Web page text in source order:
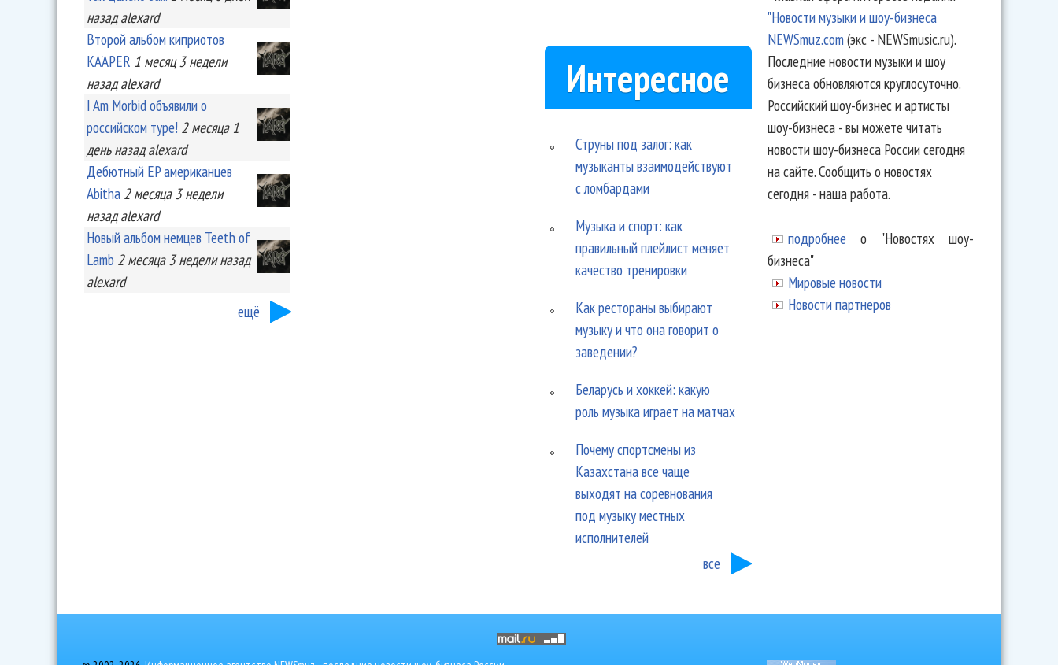
назад alexard
Второй альбом киприотов
KA'APER 1 месяц 3 недели
назад alexard
I Am Morbid объявили о
российском туре! 2 месяца 1
деньназад alexard
Дебютный EP американцев
Abitha 2 месяца 3 недели
назад alexard
Новый альбом немцев Teeth of
Lamb 2 месяца 3 неделиназад
alexard
ещё
Интересное
Струны под залог: как
музыканты взаимодействуют
с ломбардами
Музыка и спорт: как
правильный плейлист меняет
качество тренировки
Как рестораны выбирают
музыку и что она говорит о
заведении?
Беларусь и хоккей: какую
роль музыка играет на матчах
Почему спортсмены из
Казахстана все чаще
выходят на соревнования
под музыку местных
исполнителей
все
"Новости музыки и шоу-бизнеса
NEWSmuz.com(экс - NEWSmusic.ru).
Последние новости музыки и шоу
бизнеса обновляются круглосуточно.
Российский шоу-бизнес и артисты
шоу-бизнеса - вы можете читать
новости шоу-бизнеса России сегодня
на сайте. Сообщить о новостях
сегодня - наша работа.
подробнее о "Новостях шоу-
бизнеса"
Мировые новости
Новости партнеров